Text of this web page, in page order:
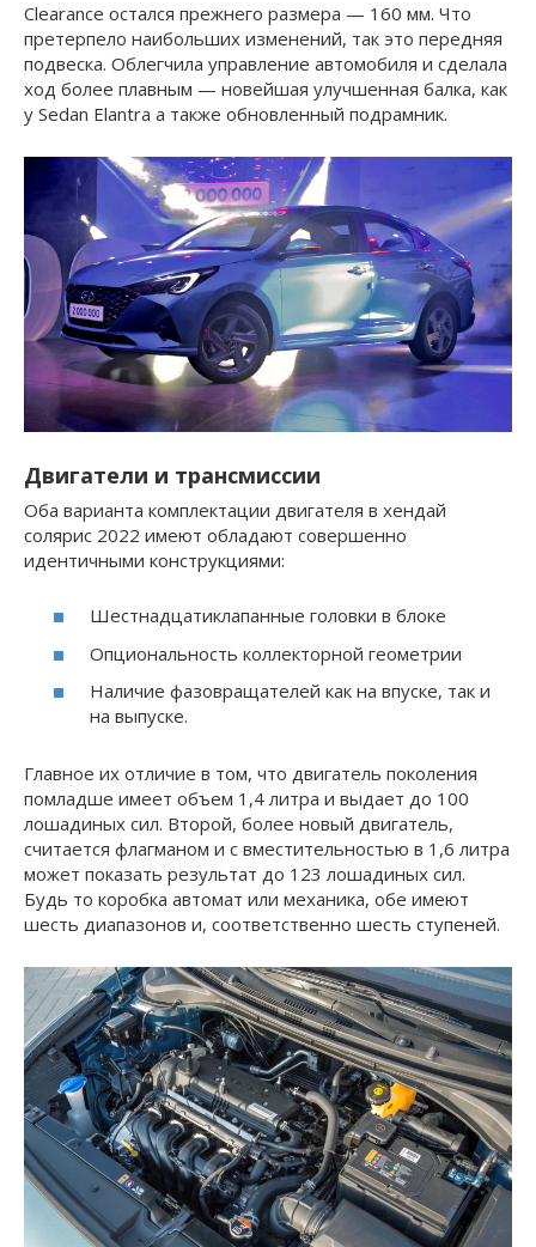
Clearance остался прежнего размера — 160 мм. Что
претерпело наибольших изменений, так это передняя
подвеска. Облегчила управление автомобиля и сделала
ход более плавным — новейшая улучшенная балка, как
у Sedan Elantra а также обновленный подрамник.
Двигатели и трансмиссии
Оба варианта комплектации двигателя в хендай
солярис 2022 имеют обладают совершенно
идентичными конструкциями:
Шестнадцатиклапанные головки в блоке
Опциональность коллекторной геометрии
Наличие фазовращателей как на впуске, так и
на выпуске.
Главное их отличие в том, что двигатель поколения
помладше имеет объем 1,4 литра и выдает до 100
лошадиных сил. Второй, более новый двигатель,
считается флагманом и c вместительностью в 1,6 литра
может показать результат до 123 лошадиных сил.
Будь то коробка автомат или механика, обе имеют
шесть диапазонов и, соответственно шесть ступеней.